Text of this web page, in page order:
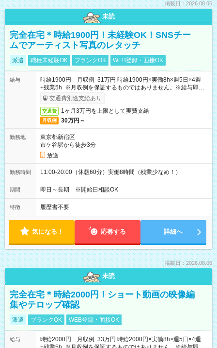
掲載日：2026.08.06
未読
完全在宅＊時給1900円！未経験OK！SNSチー
ムでアーティスト写真のレタッチ
派遣 職種未経験OK ブランクOK WEB登録・面接OK
給与
時給1900円 月収例 31万円 時給1900円×実働8h×週5日×4週
+残業5h ※月収例を保証するものではありません。※給与即受
取りサービス利用可（利用条件有）
交通費別途支給あり
交通費 1ヶ月3万円を上限として実費支給
月収例 30万円～
勤務地
東京都新宿区
市ケ谷駅から徒歩3分
放送
勤務時間 11:00-20:00（休憩60分）実働8時間（残業少なめ！）
期間 即日～長期 ※開始日相談OK
特徴 履歴書不要
気になる！ 応募する 詳細へ
掲載日：2026.08.06
未読
完全在宅＊時給2000円！ショート動画の映像編
集やテロップ確認
派遣 ブランクOK WEB登録・面接OK
給与
時給2000円 月収例 33万円 時給2000円×実働8h×週5日×4週